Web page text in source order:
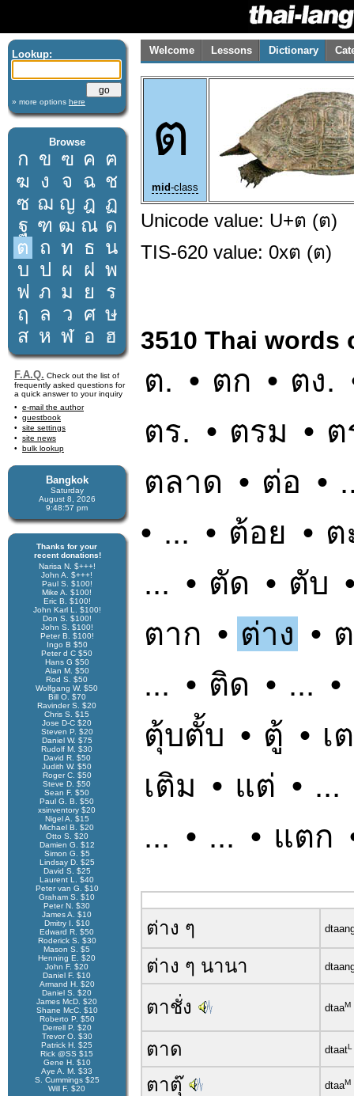
Lookup:
» more options here
Browse
ก ข ฃ ค ฅ
ฆ ง จ ฉ ช
ซ ฌ ญ ฎ ฏ
ฐ ฑ ฒ ณ ด
ต ถ ท ธ น
บ ป ผ ฝ พ
ฟ ภ ม ย
ร
ฤ
ล ว ศ ษ
ส ห ฬ อ ฮ
F.A.Q. Check out the list of
frequently asked questions for
a quick answer to your inquiry
e-mail the author
guestbook
site settings
site news
bulk lookup
Bangkok
Saturday
August 8, 2026
9:48:58 pm
Thanks for your
recent donations!
Narisa N. $+++!
John A. $+++!
Paul S. $100!
Mike A. $100!
Eric B. $100!
John Karl L. $100!
Don S. $100!
John S. $100!
Peter B. $100!
Ingo B $50
Peter d C $50
Hans G $50
Alan M. $50
Rod S. $50
Wolfgang W. $50
Bill O. $70
Ravinder S. $20
Chris S. $15
Jose D-C $20
Steven P. $20
Daniel W. $75
Rudolf M. $30
David R. $50
Judith W. $50
Roger C. $50
Steve D. $50
Sean F. $50
Paul G. B. $50
xsinventory $20
Nigel A. $15
Michael B. $20
Otto S. $20
Damien G. $12
Simon G. $5
Lindsay D. $25
David S. $25
Laurent L. $40
Peter van G. $10
Graham S. $10
Peter N. $30
James A. $10
Dmitry I. $10
Edward R. $50
Roderick S. $30
Mason S. $5
Henning E. $20
John F. $20
Daniel F. $10
Armand H. $20
Daniel S. $20
James McD. $20
Shane McC. $10
Roberto P. $50
Derrell P. $20
Trevor O. $30
Patrick H. $25
Rick @SS $15
Gene H. $10
Aye A. M. $33
S. Cummings $25
Will F. $20
Welcome Lessons Dictionary
ต
mid-class
Unicode value: U+ต (ต)
TIS-620 value: 0xต (ต)
3510 Thai words
ต. • ตก • ตง.
ตร. • ตรม •
ตลาด • ต่อ •
• ... • ต้อย • ต
... • ตัด • ตับ
ตาก • ต่าง •
... • ติด • ... •
ตุ้บตั้บ • ตู้ • เ
เติม • แต่ • ...
... • ... • แตก
ต่าง ๆ
ต่าง ๆ นานา
ตาชั่ง dtaaM
ตาด dtaatL
ตาตุ๊ dtaaM